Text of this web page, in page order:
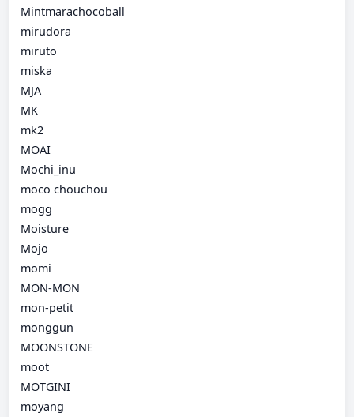
Mintmarachocoball
mirudora
miruto
miska
MJA
MK
mk2
MOAI
Mochi_inu
moco chouchou
mogg
Moisture
Mojo
momi
MON-MON
mon-petit
monggun
MOONSTONE
moot
MOTGINI
moyang